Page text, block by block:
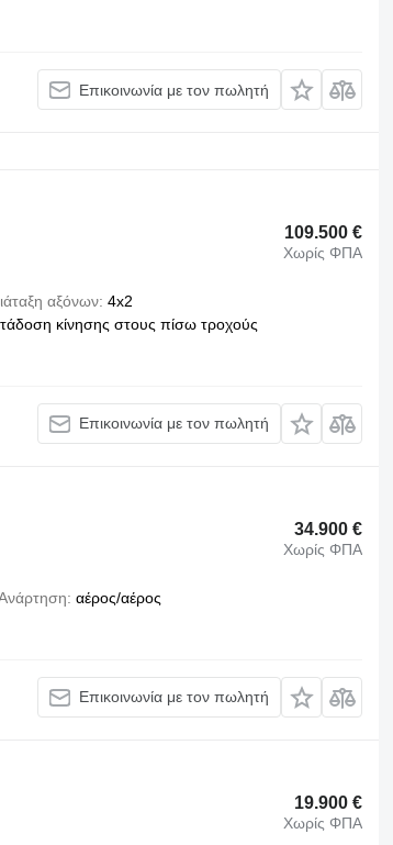
Επικοινωνία με τον πωλητή
109.500 €
Χωρίς ΦΠΑ
αξόνων 4x2
κίνησης στους πίσω τροχούς
Επικοινωνία με τον πωλητή
34.900 €
Χωρίς ΦΠΑ
αέρος/αέρος
Επικοινωνία με τον πωλητή
19.900 €
Χωρίς ΦΠΑ